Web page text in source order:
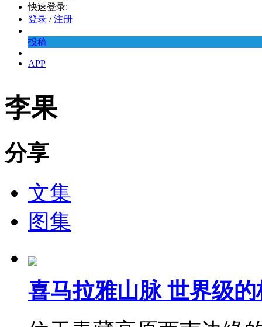
快速登录:
登录 / 注册
投稿
APP
李果
分享
文集
图集
喜马拉雅山脉 世界级